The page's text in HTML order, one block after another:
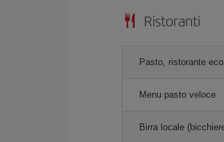
Ristoranti
Pasto, ristorante
Menu pasto veloce
Birra locale